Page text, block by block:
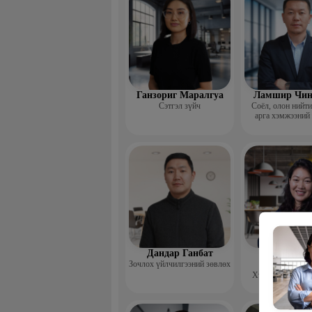
Ганзориг Маралгуа
Сэтгэл зүйч
Ламшир
Соёл, олон
арга хэмжээний
Дандар Ганбат
Зочлох үйлчилгээний зөвлөх
Хүний нөөцийн